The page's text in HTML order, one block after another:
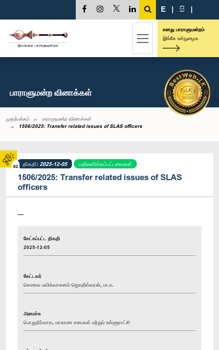
02
E | සි |
எனது பாராளுமன்றம்
இங்கே உள்நுழைக
பாராளுமன்ற வினாக்கள்
முதற்பக்கம்
பாராளுமன்ற வினாக்கள்
1506/2025: Transfer related issues of SLAS officers
திகதி: 2025-12-05 பதிலளிக்கப்பட்டவைகள்
1506/2025: Transfer related issues of SLAS
officers
----
கேட்கப்பட்ட திகதி
2025-12-05
கேட்டவர்
கௌரவ மயில்வாகனம் ஜெகதீஸ்வரன், பா.உ.
அமைச்சு
பொதுநிர்வாக, மாகாண சபைகள் மற்றும் உள்ளூராட்சி